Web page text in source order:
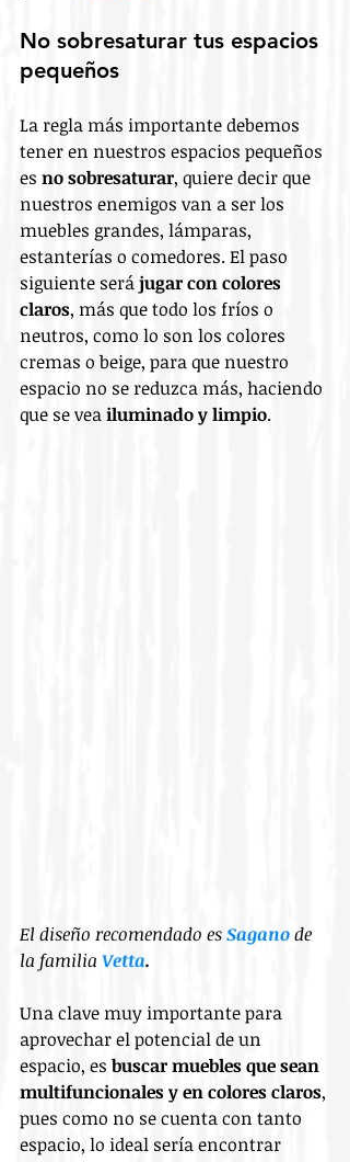
No sobresaturar tus espacios
pequeños
La regla más importante debemos
tener en nuestros espacios pequeños
es no sobresaturar, quiere decir que
nuestros enemigos van a ser los
muebles grandes, lámparas,
estanterías o comedores. El paso
siguiente será jugar con colores
claros, más que todo los fríos o
neutros, como lo son los colores
cremas o beige, para que nuestro
espacio no se reduzca más, haciendo
que se vea iluminado y limpio.
El diseño recomendado es Sagano de
la familia Vetta.
Una clave muy importante para
aprovechar el potencial de un
espacio, es buscar muebles que sean
multifuncionales y en colores claros,
pues como no se cuenta con tanto
espacio, lo ideal sería encontrar